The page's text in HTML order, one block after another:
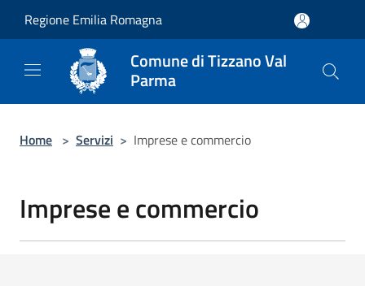
Regione Emilia Romagna
Comune di Tizzano Val
Parma
Home > Servizi > Imprese e commercio
Imprese e commercio